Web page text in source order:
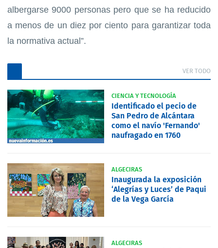
albergarse 9000 personas pero que se ha reducido
a menos de un diez por ciento para garantizar toda
la normativa actual”.
VER TODO
CIENCIA Y TECNOLOGÍA
Identificado el pecio de
San Pedro de Alcántara
como el navío 'Fernando'
naufragado en 1760
ALGECIRAS
Inaugurada la exposición
‘Alegrías y Luces’ de Paqui
de la Vega García
ALGECIRAS